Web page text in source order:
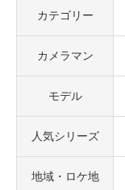
カテゴリー
カメラマン
モデル
人気シリーズ
地域・ロケ地